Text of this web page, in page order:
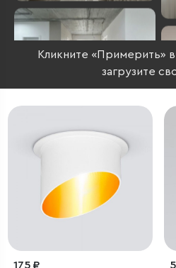
Кликните «Примерить»
загрузите
175 ₽